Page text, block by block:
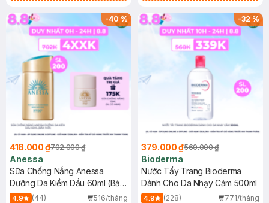
SPF 50+ 20ml (SL Có Hạn)
(SL có hạn)
-40%
418.000 ₫702.000 ₫
Anessa
Sữa Chống Nắng Anessa
Dưỡng Da Kiềm Dầu 60ml (Bản
Mới)
4.9 (44)
516/tháng
-32%
379.000 ₫560.000 ₫
Bioderma
Nước Tẩy Trang Bioderma
Dành Cho Da Nhạy Cảm 500ml
4.9 (228)
771/tháng